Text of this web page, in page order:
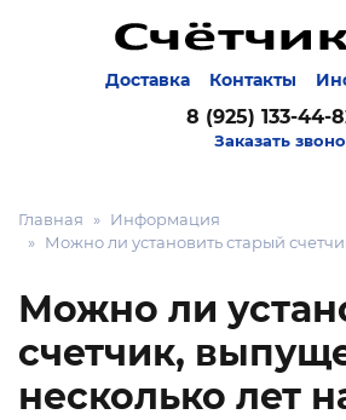
Доставка Контакты
8 (925) 133-44-
Заказать
Главная
Информация
Можно ли установить старый
Можно ли
счетчик,
несколько лет